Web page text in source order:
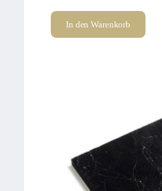
In den Warenkorb